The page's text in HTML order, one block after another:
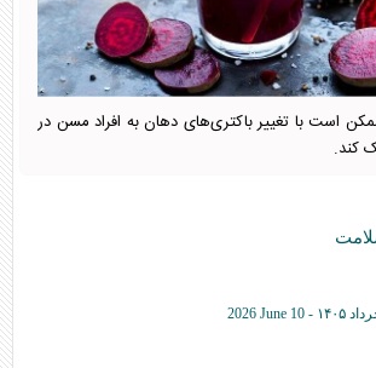
است با تغییر باکتری‌های دهان به افراد مسن در
کند.
2026 June 10